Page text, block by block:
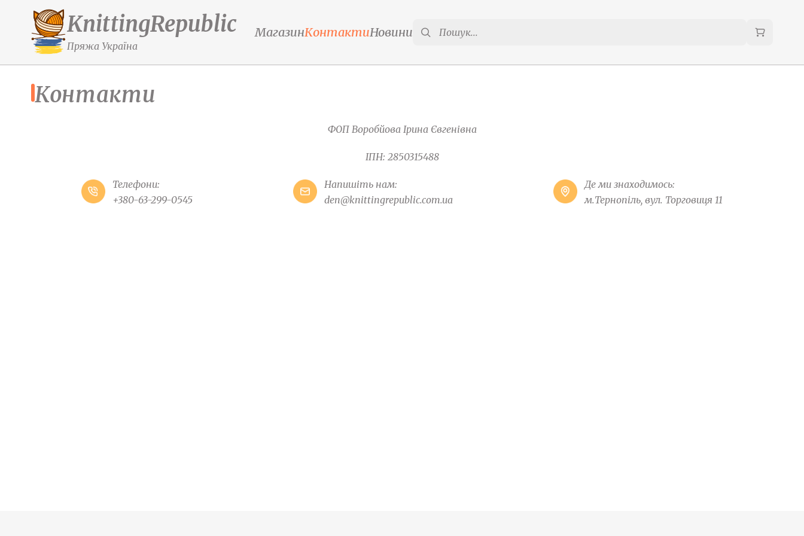
KnittingRepublic
Пряжа Україна
МагазинКонтактиНовини
Контакти
ФОП Воробйова Ірина Євгенівна
ІПН: 2850315488
Телефони:
+380-63-299-0545
Напишіть нам:
den@knittingrepublic.com.ua
Де ми знаходимось:
м.Тернопіль, вул. Торговиця 11